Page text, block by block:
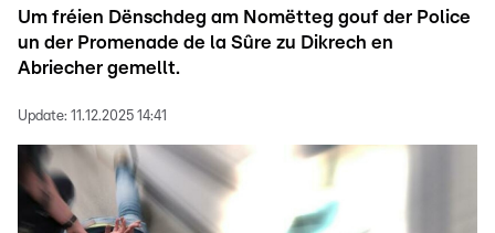
Um fréien Dënschdeg am Nomëtteg gouf der Police
un der Promenade de la Sûre zu Dikrech en
Abriecher gemellt.
Update: 11.12.2025 14:41